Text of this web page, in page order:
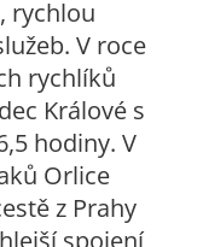
rychlou
V roce
rychlíků
Králové s
hodiny. V
Orlice
z Prahy
spojení